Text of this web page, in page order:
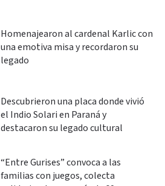
Homenajearon al cardenal Karlic con
una emotiva misa y recordaron su
legado
Descubrieron una placa donde vivió
el Indio Solari en Paraná y
destacaron su legado cultural
“Entre Gurises” convoca a las
familias con juegos, colecta